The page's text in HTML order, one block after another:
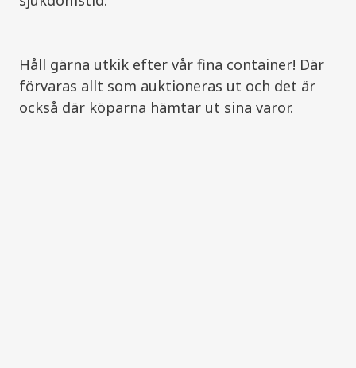
Håll gärna utkik efter vår fina container! Där
förvaras allt som auktioneras ut och det är
också där köparna hämtar ut sina varor.